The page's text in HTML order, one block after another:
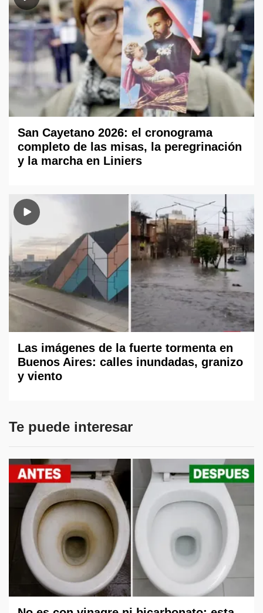
San Cayetano 2026: el cronograma
completo de las misas, la peregrinación
y la marcha en Liniers
Las imágenes de la fuerte tormenta en
Buenos Aires: calles inundadas, granizo
y viento
Te puede interesar